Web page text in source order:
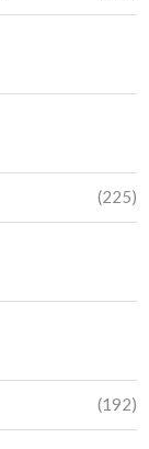
(225)
(192)